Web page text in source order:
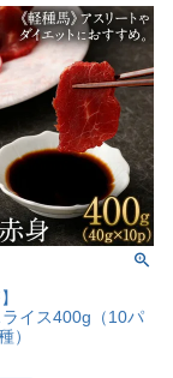
イス400g（10パ
）